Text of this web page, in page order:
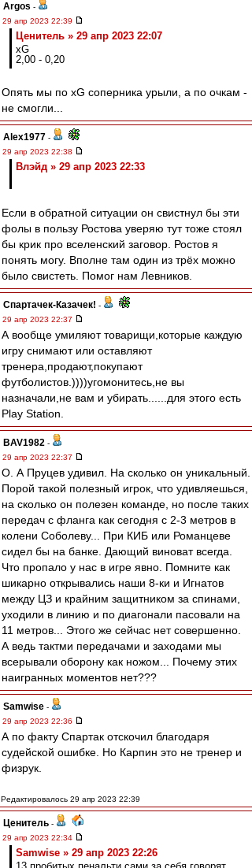
Argos -
29 апр 2023 22:39
Ценитель » 29 апр 2023 22:07
xG
2,00 - 0,20
Опять мы по xG соперника урыли, а по очкам -
не смогли...
Alex1977 -
29 апр 2023 22:38
Влэйд » 29 апр 2023 22:33
Если в обратной ситуации он свистнул бы эти
фолы в пользу Ростова уверяю тут тоже стоял
бы крик про вселенский заговор. Ростов я
понять могу. Вполне там один из трёх можно
было свистеть. Помог нам Левников.
Спартачек-Казачек! -
29 апр 2023 22:37
А вообще умиляют товарищи,которые каждую
игру снимают или оставляют
тренера,продают,покупают
футболистов.))))угомонитесь,не вы
назначали,не вам и убирать......для этого есть
Play Station.
BAV1982 -
29 апр 2023 22:37
О. А Пруцев удивил. На сколько он уникальный.
Порой такой полезный игрок, что удивляешься,
на сколько он полезен команде, но после таких
передач с фланга как сегодня с 2-3 метров в
колени Соболеву... При КИБ или Романцеве
сидел бы на банке. Дающий виноват всегда.
Что пропало у нас в игре явно. Помните как
шикарно открывались наши 8-ки и Игнатов
между ЦЗ и крайним защитником за спинами,
уходили в линию и по диагонали пасовали на
11 метров... Этого же сейчас нет совершенно.
А ведь тактми передачами и заходами мы
всерывали оборону как ножом... Почему этих
наигранных моментов нет???
Samwise -
29 апр 2023 22:36
А по факту Спартак отскочил благодаря
судейской ошибке. Но Карпин это не тренер и
физрук.
Редактировалось 29 апр 2023 22:39
Ценитель -
29 апр 2023 22:34
Samwise » 29 апр 2023 22:26